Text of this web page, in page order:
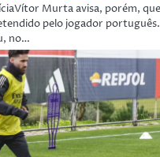
Murta avisa, porém,
pelo jogador
no…